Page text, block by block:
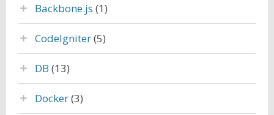
Backbone.js (1)
CodeIgniter(5)
DB (13)
Docker(3)